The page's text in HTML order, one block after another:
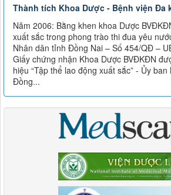
Thành tích Khoa Dược - Bệnh viện Đa
Năm 2006: Bằng khen khoa Dược
xuất sắc trong phong trào thi đua yêu
Nhân dân tỉnh Đồng Nai – Số 454/QĐ –
Giấy chứng nhận Khoa Dược BVĐKĐN
hiệu “Tập thể lao động xuất sắc” - Ủy
Đồng...